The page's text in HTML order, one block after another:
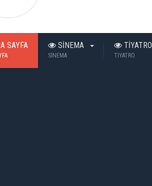
SAYFA SİNEMA
SİNEMA
TİYATRO
TİYATRO